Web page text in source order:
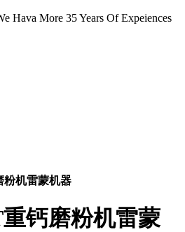
Hava More 35 Years Of Expeiences
粉机雷蒙机器
钙磨粉机雷蒙